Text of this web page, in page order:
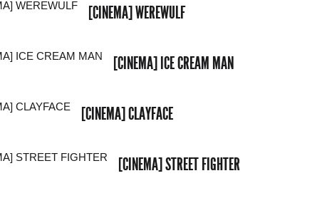
[CINEMA] WEREWULF
[CINEMA] ICE CREAM MAN
[CINEMA] CLAYFACE
[CINEMA] STREET FIGHTER